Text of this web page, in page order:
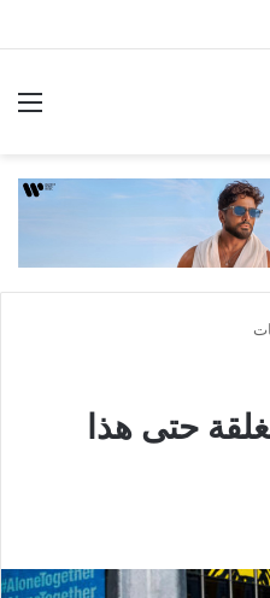
حتى هذا